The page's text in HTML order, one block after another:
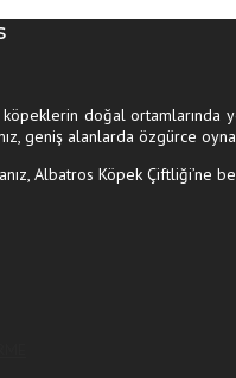
doğal ortamlarında
geniş alanlarda özgürce
Albatros Köpek Çiftliği’ne